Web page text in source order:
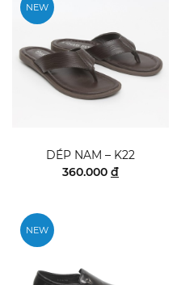
NEW
DÉP NAM – K22
360.000 đ
NEW